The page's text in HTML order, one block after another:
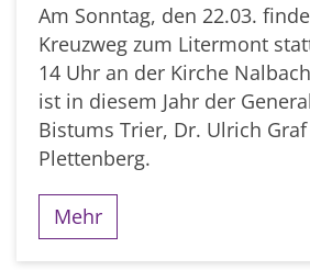
Am Sonntag, den 22.03.
Kreuzweg zum Litermont
14 Uhr an der Kirche
ist in diesem Jahr der
Bistums Trier, Dr. Ulrich
Plettenberg.
Mehr